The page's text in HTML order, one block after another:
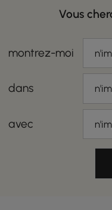
Vous
montrez-moi
dans
avec